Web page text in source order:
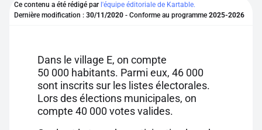
Se connecter
Pour profiter de 10 contenus offerts.
Ce contenu a été rédigé par l'équipe éditoriale de Kartable.
Dernière modification : 30/11/2020 - Conforme au programme 2025-2026
Dans le village E, on compte
50 000 habitants. Parmi eux, 46 000
sont inscrits sur les listes électorales.
Lors des élections municipales, on
compte 40 000 votes valides.